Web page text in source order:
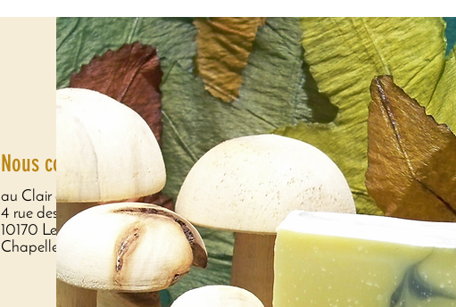
Nous contacter
au Clair de ma Bulle
4 rue des jardins
10170 Les Grandes
Chapelles